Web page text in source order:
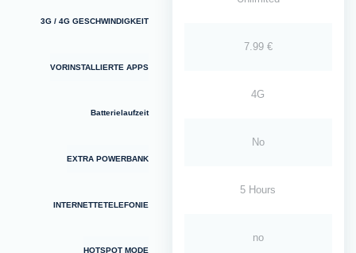
3G / 4G GESCHWINDIGKEIT
VORINSTALLIERTE APPS
Batterielaufzeit
EXTRA POWERBANK
INTERNETTETELEFONIE
HOTSPOT MODE
7.99 €
4G
No
5 Hours
no